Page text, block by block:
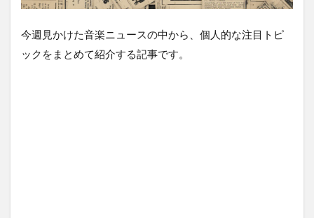
今週見かけた音楽ニュースの中から、個人的な注目トピ
ックをまとめて紹介する記事です。